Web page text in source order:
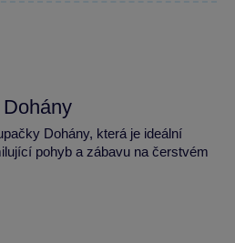
Dohány, která je ideální
pohyb a zábavu na čerstvém